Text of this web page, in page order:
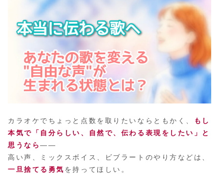
カラオケでちょっと点数を取りたいならともかく、
もし
本気で「自分らしい、自然で、伝わる表現をしたい」と
思うなら――
高い声、ミックスボイス、ビブラートのやり方などは、
一旦捨てる勇気 を持ってほしい。